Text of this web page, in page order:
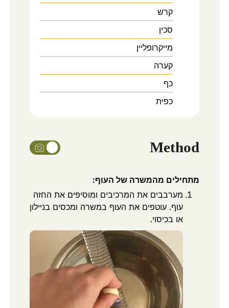
קרש
סכין
מייקרופליין
קערה
כף
כפית
Method
מתחילים מהמשרה של העוף:
מערבבים את המרכיבים ומוסיפים את החזה
עוף. עוטפים את העוף במשרה ומכסים בניילון
או בכיסוי.